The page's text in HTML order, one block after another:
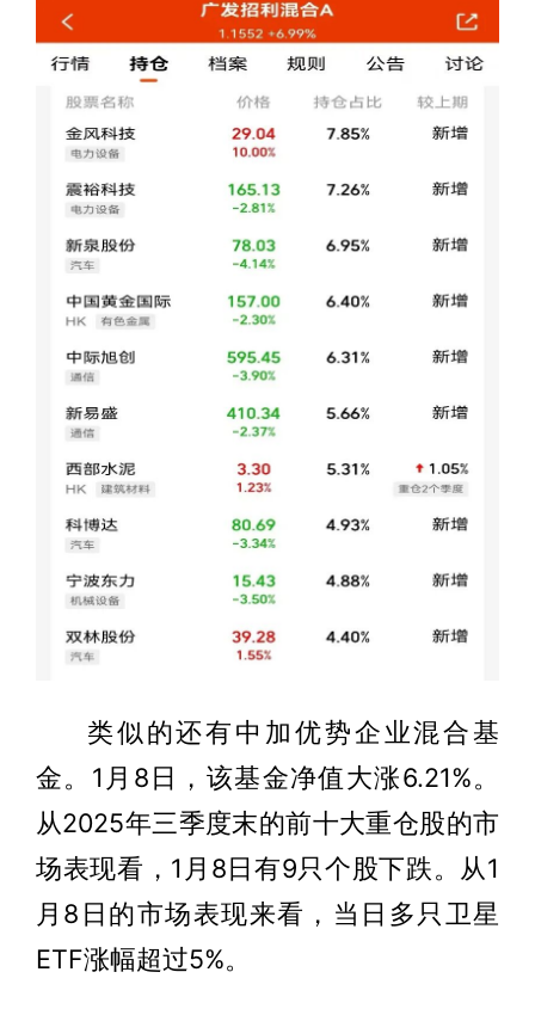
类似的还有中加优势企业混合基
金。1月8日，该基金净值大涨6.21%。
从2025年三季度末的前十大重仓股的市
场表现看，1月8日有9只个股下跌。从1
月8日的市场表现来看，当日多只卫星
ETF涨幅超过5%。